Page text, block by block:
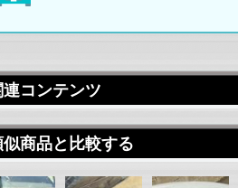
連コンテンツ
似商品と比較する